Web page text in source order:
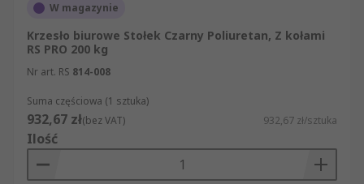
W magazynie
Krzesło biurowe Stołek Czarny Poliuretan, Z kołami
RS PRO 200 kg
Nr art. RS 814-008
Suma częściowa (1 sztuka)
932,67 zł(bez VAT) 932,67 zł/sztuka
Ilość